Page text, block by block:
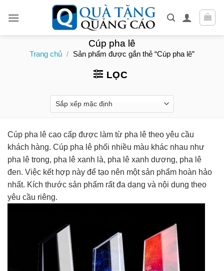
Cúp pha lê
Trang chủ / Sản phẩm được gắn thẻ “Cúp pha lê”
LỌC
Cúp pha lê cao cấp được làm từ pha lê theo yêu cầu
khách hàng. Cúp pha lê phối nhiều màu khác nhau như
pha lê trong, pha lê xanh là, pha lê xanh dương, pha lê
đen. Việc kết hợp này để tạo nên một sản phẩm hoàn hảo
nhất. Kích thước sản phẩm rất đa dạng và nội dung theo
yêu cầu riêng.